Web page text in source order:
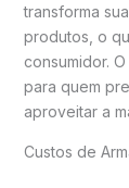
transforma
produtos, o
consumidor. O
para quem
aproveitar a
Custos de